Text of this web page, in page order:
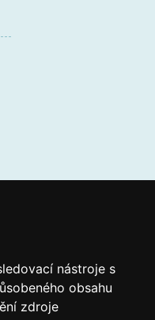
nástroje s
obsahu
zdroje